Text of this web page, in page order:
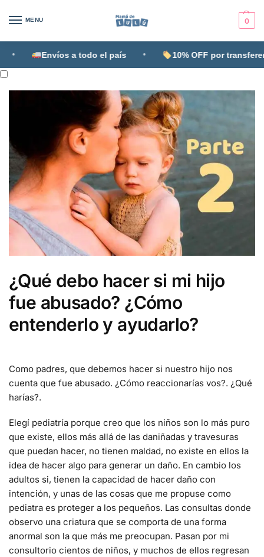
MENU 0
Envíos a todo el país 10% OFF por
¿Qué debo hacer si mi hijo
fue abusado? ¿Cómo
entenderlo y ayudarlo?
Como padres, que debemos hacer si nuestro hijo nos
cuenta que fue abusado. ¿Cómo reaccionarías vos?. ¿Qué
harías?.
Elegí pediatría porque creo que los niños son lo más puro
que existe, ellos más allá de las daniñadas y travesuras
que puedan hacer, no tienen maldad, no existe en ellos la
idea de hacer algo para generar un daño. En cambio los
adultos si, tienen la capacidad de hacer daño con
intención, y unas de las cosas que me propuse como
pediatra es proteger a los pequeños. Las consultas donde
observo una criatura que se comporta de una forma
anormal son la que más me preocupan. Pasan por mi
consultorio cientos de niños, y muchos de ellos regresan